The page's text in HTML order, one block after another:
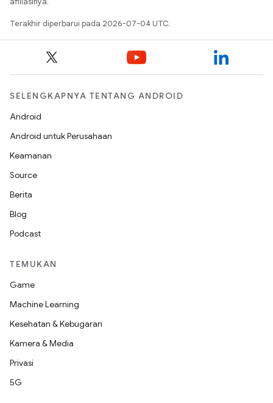
Terakhir diperbarui pada 2026-07-04 UTC.
SELENGKAPNYA TENTANG ANDROID
Android
Android untuk Perusahaan
Keamanan
Source
Berita
Blog
Podcast
TEMUKAN
Game
Machine Learning
Kesehatan & Kebugaran
Kamera & Media
Privasi
5G